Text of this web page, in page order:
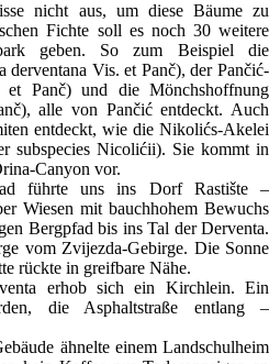
nicht aus, um diese Bäume zu
Fichte soll es noch 30 weitere
geben. So zum Beispiel die
derventana Vis. et Panč), der Pančić-
et Panč) und die Mönchshoffnung
alle von Pančić entdeckt. Auch
entdeckt, wie die Nikolićs-Akelei
subspecies Nicolićii). Sie kommt in
Canyon vor.
führte uns ins Dorf Rastište –
Wiesen mit bauchhohem Bewuchs
Bergpfad bis ins Tal der Derventa.
vom Zvijezda-Gebirge. Die Sonne
rückte in greifbare Nähe.
erhob sich ein Kirchlein. Ein
die Asphaltstraße entlang –
ähnelte einem Landschulheim